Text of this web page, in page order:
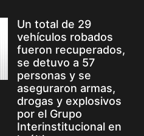
Un total de 29
vehículos robados
fueron recuperados,
se detuvo a 57
personas y se
aseguraron armas,
drogas y explosivos
por el Grupo
Interinstitucional en